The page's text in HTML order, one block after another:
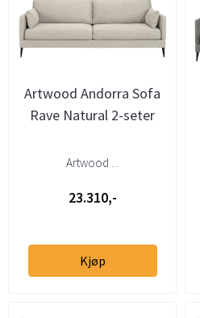
Artwood Andorra Sofa
Rave Natural 2-seter
Artwood ...
23.310,-
Kjøp